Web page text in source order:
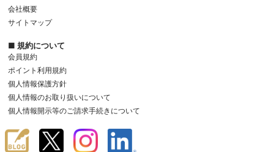
会社概要
サイトマップ
■ 規約について
会員規約
ポイント利用規約
個人情報保護方針
個人情報のお取り扱いについて
個人情報開示等のご請求手続きについて